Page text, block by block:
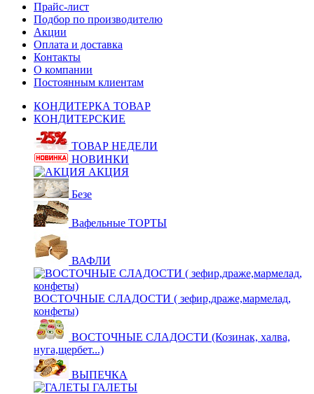
Прайс-лист
Подбор по производителю
Акции
Оплата и доставка
Контакты
О компании
Постоянным клиентам
КОНДИТЕРКА ТОВАР
КОНДИТЕРСКИЕ
ТОВАР НЕДЕЛИ
НОВИНКИ
АКЦИЯ
Безе
Вафельные ТОРТЫ
ВАФЛИ
ВОСТОЧНЫЕ СЛАДОСТИ ( зефир,драже,мармелад,
конфеты)
ВОСТОЧНЫЕ СЛАДОСТИ (Козинак, халва,
нуга,щербет...)
ВЫПЕЧКА
ГАЛЕТЫ